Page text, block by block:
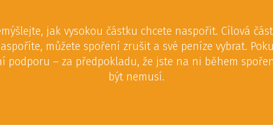
jak vysokou částku chcete naspořit. Cílová
můžete spoření zrušit a své peníze vybrat.
podporu – za předpokladu, že jste na ni během
být nemusí.